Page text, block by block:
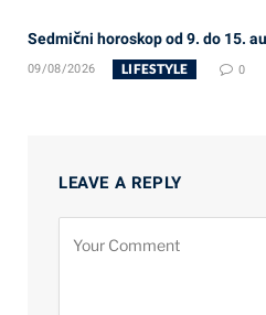
Sedmični horoskop od 9. do 15.
09/08/2026 LIFESTYLE 0
LEAVE A REPLY